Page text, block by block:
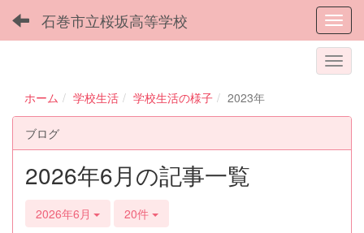
石巻市立桜坂高等学校
ホーム 学校生活 学校生活の様子 2023年
ブログ
2026年6月の記事一覧
2026年6月 20件